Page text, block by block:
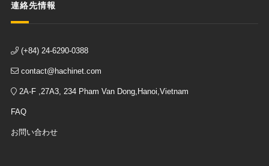
連絡先情報
(+84) 24-6290-0388
contact@hachinet.com
2A-F ,27A3, 234 Pham Van Dong,Hanoi,Vietnam
FAQ
お問い合わせ